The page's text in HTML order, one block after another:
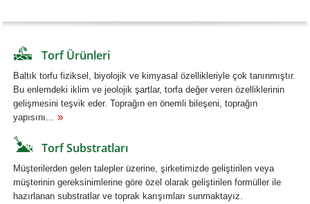
Torf Ürünleri
Baltık torfu fiziksel, biyolojik ve kimyasal özellikleriyle çok tanınmıştır.
Bu enlemdeki iklim ve jeolojik şartlar, torfa değer veren özelliklerinin
gelişmesini teşvik eder. Toprağın en önemli bileşeni, toprağın
yapısını...
Torf Substratları
Müşterilerden gelen talepler üzerine, şirketimizde geliştirilen veya
müşterinin gereksinimlerine göre özel olarak geliştirilen formüller ile
hazırlanan substratlar ve toprak karışımları sunmaktayız.